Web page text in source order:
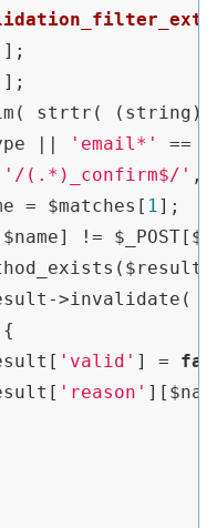
];
];
strtr(
|| 'email*'
==
'/(.*)_confirm$/' ,
= $matches[
1];
!=
>invalidate(
{
'valid' ] =
'reason'